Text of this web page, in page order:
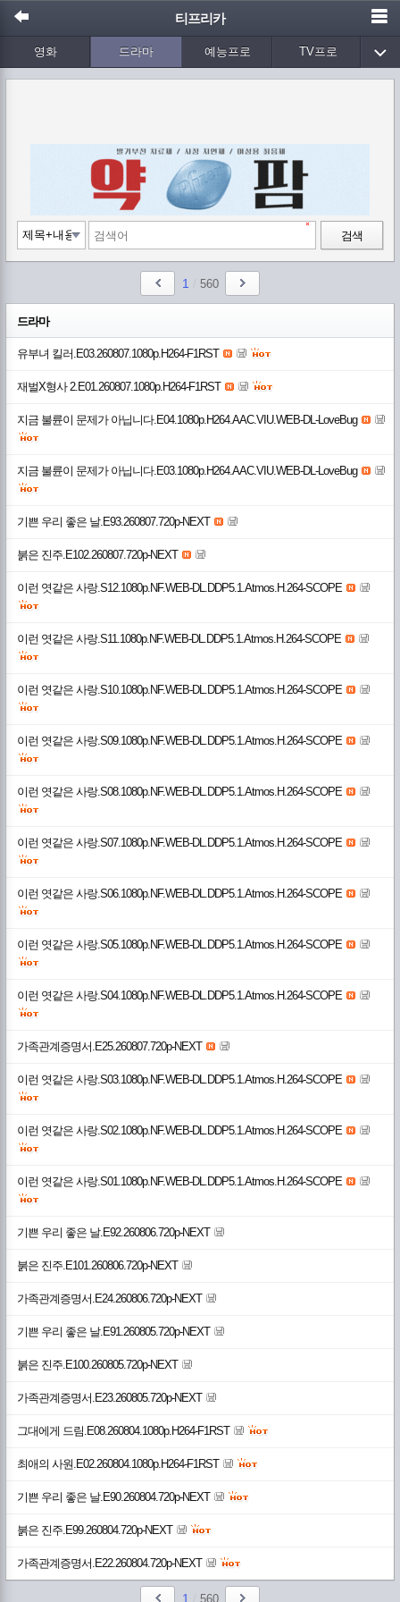
티프리카
영화 드라마 예능프로 TV프로
애니메이션 음악 Wetv
검색
1 560
드라마
유부녀 킬러.E03.260807.1080p.H264-F1RST
재벌X형사 2.E01.260807.1080p.H264-F1RST
지금 불륜이 문제가 아닙니다.E04.1080p.H264.AAC.VIU.WEB-DL-LoveBug
지금 불륜이 문제가 아닙니다.E03.1080p.H264.AAC.VIU.WEB-DL-LoveBug
기쁜 우리 좋은 날.E93.260807.720p-NEXT
붉은 진주.E102.260807.720p-NEXT
이런 엿같은 사랑.S12.1080p.NF.WEB-DL.DDP5.1.Atmos.H.264-SCOPE
이런 엿같은 사랑.S11.1080p.NF.WEB-DL.DDP5.1.Atmos.H.264-SCOPE
이런 엿같은 사랑.S10.1080p.NF.WEB-DL.DDP5.1.Atmos.H.264-SCOPE
이런 엿같은 사랑.S09.1080p.NF.WEB-DL.DDP5.1.Atmos.H.264-SCOPE
이런 엿같은 사랑.S08.1080p.NF.WEB-DL.DDP5.1.Atmos.H.264-SCOPE
이런 엿같은 사랑.S07.1080p.NF.WEB-DL.DDP5.1.Atmos.H.264-SCOPE
이런 엿같은 사랑.S06.1080p.NF.WEB-DL.DDP5.1.Atmos.H.264-SCOPE
이런 엿같은 사랑.S05.1080p.NF.WEB-DL.DDP5.1.Atmos.H.264-SCOPE
이런 엿같은 사랑.S04.1080p.NF.WEB-DL.DDP5.1.Atmos.H.264-SCOPE
가족관계증명서.E25.260807.720p-NEXT
이런 엿같은 사랑.S03.1080p.NF.WEB-DL.DDP5.1.Atmos.H.264-SCOPE
이런 엿같은 사랑.S02.1080p.NF.WEB-DL.DDP5.1.Atmos.H.264-SCOPE
이런 엿같은 사랑.S01.1080p.NF.WEB-DL.DDP5.1.Atmos.H.264-SCOPE
기쁜 우리 좋은 날.E92.260806.720p-NEXT
붉은 진주.E101.260806.720p-NEXT
가족관계증명서.E24.260806.720p-NEXT
기쁜 우리 좋은 날.E91.260805.720p-NEXT
붉은 진주.E100.260805.720p-NEXT
가족관계증명서.E23.260805.720p-NEXT
그대에게 드림.E08.260804.1080p.H264-F1RST
최애의 사원.E02.260804.1080p.H264-F1RST
기쁜 우리 좋은 날.E90.260804.720p-NEXT
붉은 진주.E99.260804.720p-NEXT
가족관계증명서.E22.260804.720p-NEXT
1 560